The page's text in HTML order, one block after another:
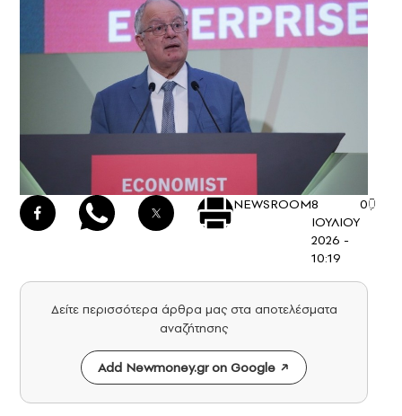
NEWSROOM8
ΙΟΥΛΙΟΥ
2026 -
10:19
0
Δείτε περισσότερα άρθρα μας στα αποτελέσματα
αναζήτησης
Add Newmoney.gr on Google